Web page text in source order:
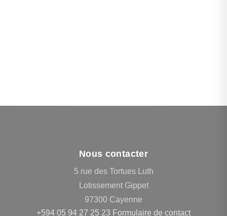
Nous contacter
5 rue des Tortues Luth
Lotissement Gippet
97300 Cayenne
+594 05 94 27 25 23 Formulaire de contact